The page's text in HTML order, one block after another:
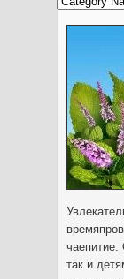
чаепитие.
так и